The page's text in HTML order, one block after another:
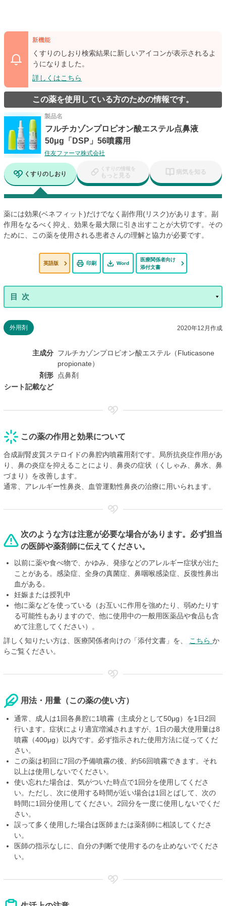
新機能
くすりのしおり検索結果に新しいアイコンが表示されるよ
うになりました。
詳しくはこちら
この薬を使用している方のための情報です。
製品名
フルチカゾンプロピオン酸エステル点鼻液
50μg「DSP」56噴霧用
住友ファーマ株式会社
くすりのしおり
くすりの情報を
もっと見る 病気を知る
薬には効果(ベネフィット)だけでなく副作用(リスク)があります。副
作用をなるべく抑え、効果を最大限に引き出すことが大切です。その
ために、この薬を使用される患者さんの理解と協力が必要です。
英語版 印刷 Word
医療関係者向け
添付文書
外用剤 2020年12月作成
主成分 フルチカゾンプロピオン酸エステル（Fluticasone
propionate）
剤形
点鼻剤
シート記載など
この薬の作用と効果について
合成副腎皮質ステロイドの鼻腔内噴霧用剤です。局所抗炎症作用があ
り、鼻の炎症を抑えることにより、鼻炎の症状（くしゃみ、鼻水、鼻
づまり）を改善します。
通常、アレルギー性鼻炎、血管運動性鼻炎の治療に用いられます。
次のような方は注意が必要な場合があります。必ず担当
の医師や薬剤師に伝えてください。
以前に薬や食べ物で、かゆみ、発疹などのアレルギー症状が出た
ことがある。感染症、全身の真菌症、鼻咽喉感染症、反復性鼻出
血がある。
妊娠または授乳中
他に薬などを使っている（お互いに作用を強めたり、弱めたりす
る可能性もありますので、他に使用中の一般用医薬品や食品も含
めて注意してください）。
詳しく知りたい方は、医療関係者向けの「添付文書」を、
こちら か
らご覧ください。
用法・用量（この薬の使い方）
通常、成人は1回各鼻腔に1噴霧（主成分として50μg）を1日2回
行います。症状により適宜増減されますが、1日の最大使用量は8
噴霧（400μg）以内です。必ず指示された使用方法に従ってくだ
さい。
この薬は初回に7回の予備噴霧の後、約56回噴霧できます。それ
以上は使用しないでください。
使い忘れた場合は、気がついた時点で1回分を使用してくださ
い。ただし、次に使用する時間が近い場合は1回とばして、次の
時間に1回分使用してください。2回分を一度に使用しないでくだ
さい。
誤って多く使用した場合は医師または薬剤師に相談してくださ
い。
医師の指示なしに、自分の判断で使用するのを止めないでくださ
い。